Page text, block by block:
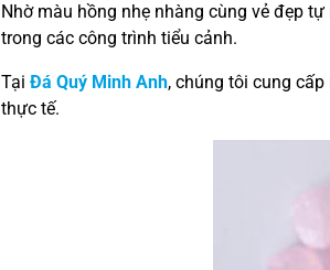
Nhờ màu hồng nhẹ nhàng cùng vẻ đẹp
trong các công trình tiểu cảnh.
Tại Đá Quý Minh Anh, chúng tôi cung
thực tế.